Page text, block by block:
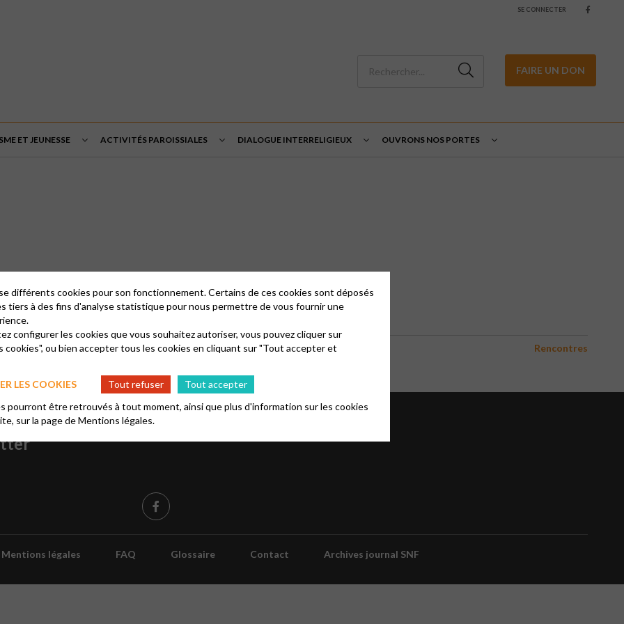
SE CONNECTER
FAIRE UN DON
ET JEUNESSE ACTIVITÉS PAROISSIALES DIALOGUE INTERRELIGIEUX OUVRONS NOS PORTES
se réunit une fois par mois.
Rencontres
à notre
Mentions légales FAQ Glossaire Contact Archives journal SNF
différents cookies pour son fonctionnement. Certains de ces cookies sont déposés
tiers à des fins d'analyse statistique pour nous permettre de vous fournir une
configurer les cookies que vous souhaitez autoriser, vous pouvez cliquer sur
cookies", ou bien accepter tous les cookies en cliquant sur "Tout accepter et
LES COOKIES
Tout refuser
Tout accepter
pourront être retrouvés à tout moment, ainsi que plus d'information sur les cookies
sur la page deMentions légales.